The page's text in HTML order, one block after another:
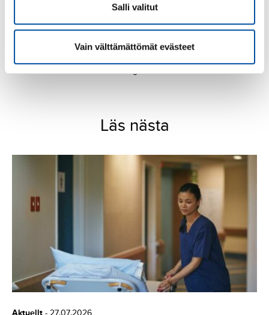
Salli valitut
Vain välttämättömät evästeet
Handledning av och rådgivning till
organisationsutbildningar,
fackavdelningarnas kommunikation,
Läs nästa